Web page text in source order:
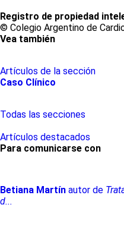
Registro de propiedad
© Colegio Argentino de
Vea también
Artículos de la sección
Caso Clínico
Todas las secciones
Artículos destacados
Para comunicarse con
Betiana Martín autor de
d...